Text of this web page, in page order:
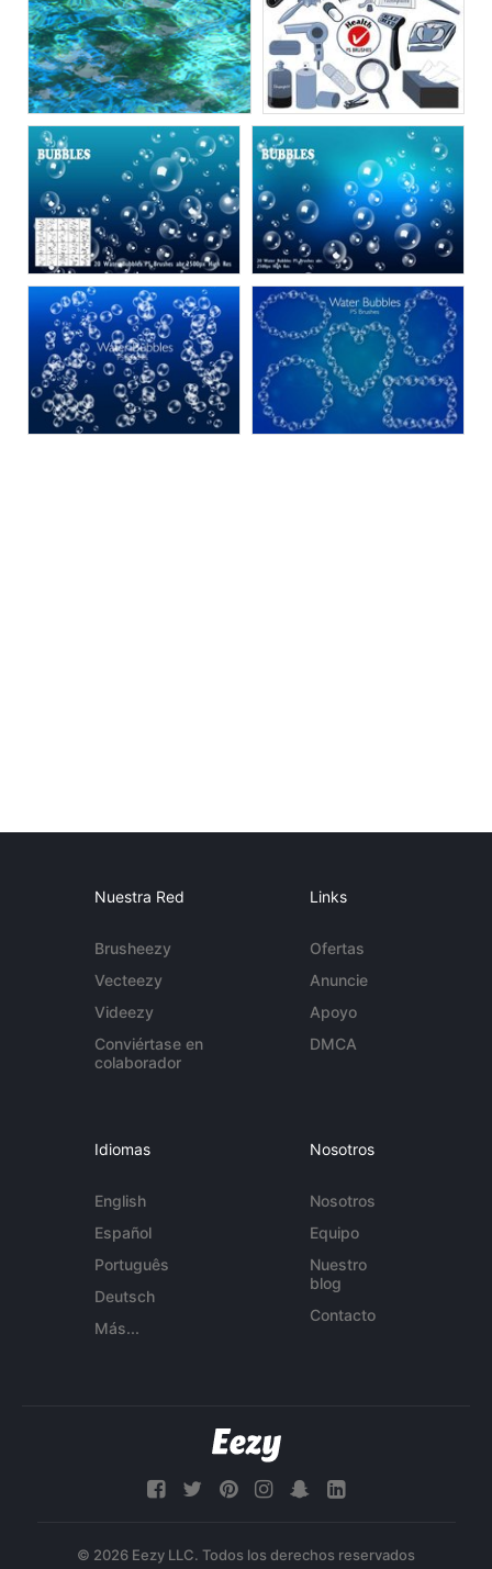
Nuestra Red
Brusheezy
Vecteezy
Videezy
Conviértase en
colaborador
Links
Ofertas
Anuncie
Apoyo
DMCA
Idiomas
English
Español
Português
Deutsch
Más...
Nosotros
Nosotros
Equipo
Nuestro
blog
Contacto
© 2026 Eezy LLC. Todos los derechos reservados